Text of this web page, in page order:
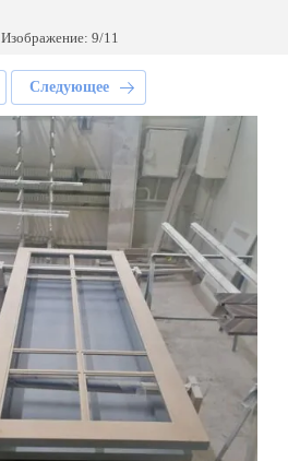
Изображение: 9/11
Следующее